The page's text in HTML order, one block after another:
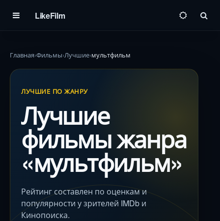
LikeFilm
Главная Фильмы Лучшие мультфильм
ЛУЧШИЕ ПО ЖАНРУ
Лучшие
фильмы жанра
«мультфильм»
Рейтинг составлен по оценкам и
популярности у зрителей IMDb и
Кинопоиска.